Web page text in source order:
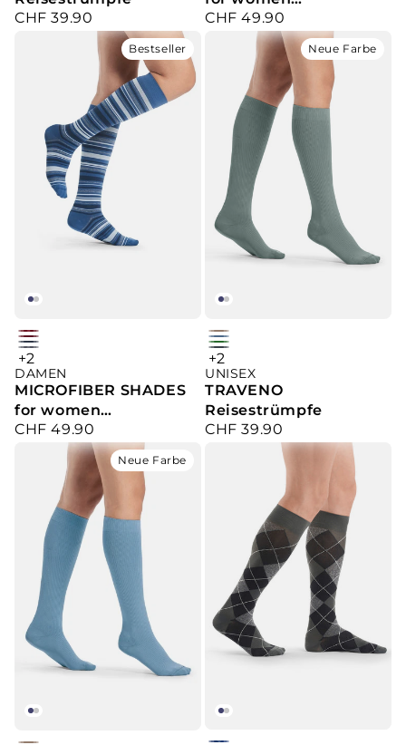
Verkaufspreis
CHF 39.90
Kniestrümpfe
Verkaufspreis
CHF 49.90
Bestseller
cherry
argyle
wine
mini-
stripes
jeans
mini-
stripe
platin
argyle
+2
DAMEN
MICROFIBER SHADES
for women
Kniestrümpfe
Verkaufspreis
CHF 49.90
Neue Farbe
dune
Light
Blue
green
anthracite
+2
UNISEX
TRAVENO
Reisestrümpfe
Verkaufspreis
CHF 39.90
Neue Farbe